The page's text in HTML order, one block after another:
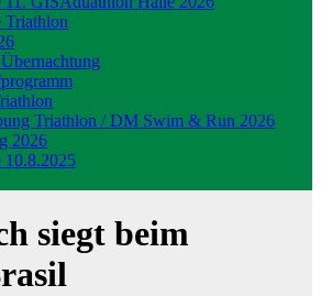
Triathlon
Triathlon / DM Swim & Run 2026
2026
10.8.2025
siegt beim